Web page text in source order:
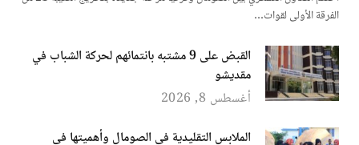
الفرقة الأولى لقوات…
القبض على 9 مشتبه بانتمائهم لحركة الشباب في
مقديشو
أغسطس 8, 2026
الملابس التقليدية في الصومال وأهميتها في